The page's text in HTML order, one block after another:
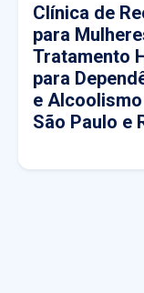
Clínica de
para
Tratamento
para
e
São Paulo e